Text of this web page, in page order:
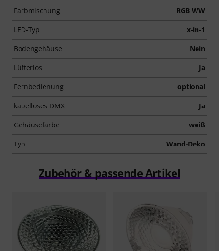
Farbmischung RGB WW
LED-Typ x-in-1
Bodengehäuse Nein
Lüfterlos Ja
Fernbedienung optional
kabelloses DMX Ja
Gehäusefarbe weiß
Typ Wand-Deko
Zubehör & passende Artikel